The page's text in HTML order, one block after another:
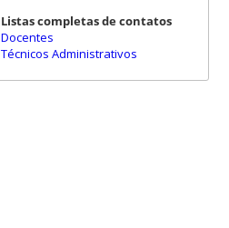
Listas completas de contatos
Docentes
Técnicos Administrativos